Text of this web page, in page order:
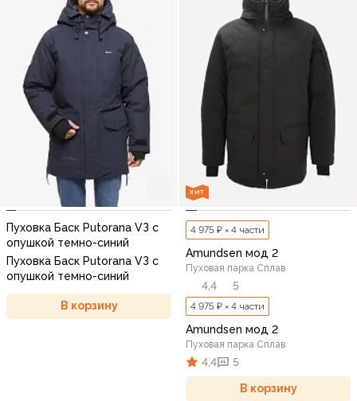
Пуховка Баск Рutorana VЗ с
опушкой темно-синий
Пуховка Баск Рutorana VЗ с
опушкой темно-синий
В корзину
ХИТ
4 975 ₽ × 4 части
Amundsen мод 2
Пуховая парка Сплав
4,4 5
4 975 ₽ × 4 части
Amundsen мод 2
Пуховая парка Сплав
4,4 5
В корзину